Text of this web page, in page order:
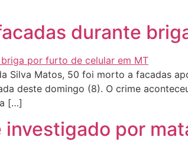
durante
Silva Matos, 50 foi morto a facadas
deste domingo (8). O crime
[…]
por